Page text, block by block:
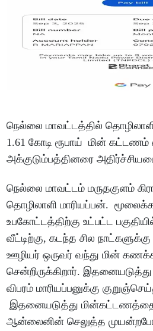
நெல்லை மாவட்டத்தில் தொழிலாளி
1.61 கோடி ரூபாய் மின்
அக்குடும்பத்தினரை
நெல்லை மாவட்டம் மருதகுளம்
தொழிலாளி மாரியப்பன்.
உபகோட்டத்திற்கு உட்பட்ட
வீட்டிற்கு, கடந்த சில
ஊழியர் ஒருவர் வந்து மின்
சென்றிருக்கிறார்.
விபரம் மாரியப்பனுக்கு
இதனையடுத்து
ஆன்லைனின் செலுத்த